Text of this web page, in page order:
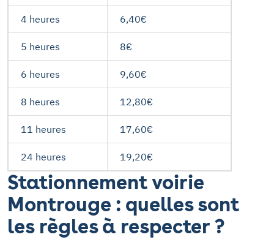
4 heures 6,40€
5 heures 8€
6 heures 9,60€
8 heures 12,80€
11 heures 17,60€
24 heures 19,20€
Stationnement voirie
Montrouge : quelles sont
les règles à respecter ?